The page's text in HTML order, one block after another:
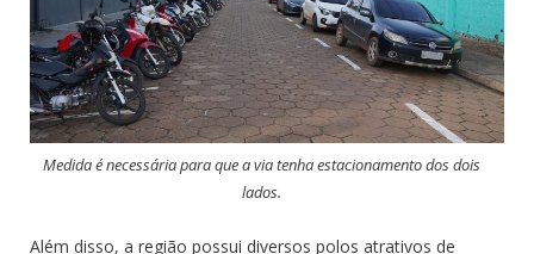
Medida é necessária para que a via tenha estacionamento dos dois
lados.
Além disso, a região possui diversos polos atrativos de